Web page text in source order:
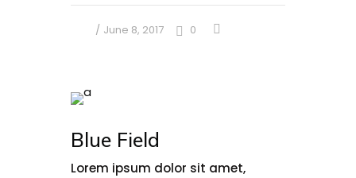
June 8, 2017 0
Blue Field
Lorem ipsum dolor sit amet,